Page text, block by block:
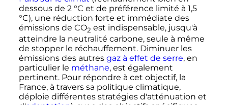
dessous de 2 °C et de préférence limité à 1,5
°C), une réduction forte et immédiate des
émissions de CO2 est indispensable, jusqu'à
atteindre la neutralité carbone, seule à même
de stopper le réchauffement. Diminuer les
émissions des autres gaz à effet de serre, en
particulier le méthane, est également
pertinent. Pour répondre à cet objectif, la
France, à travers sa politique climatique,
déploie différentes stratégies d'atténuation et